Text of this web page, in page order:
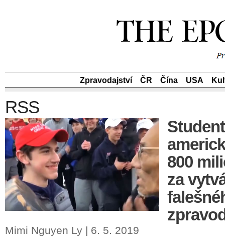
Zpravodajství ČR Čína USA
RSS
800
za
Mimi Nguyen Ly | 6. 5. 2019